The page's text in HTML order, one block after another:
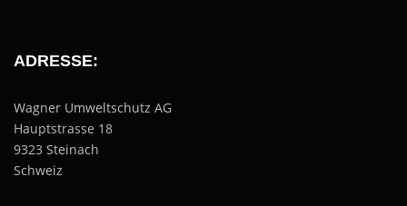
ADRESSE:
Wagner Umweltschutz AG
Hauptstrasse 18
9323 Steinach
Schweiz